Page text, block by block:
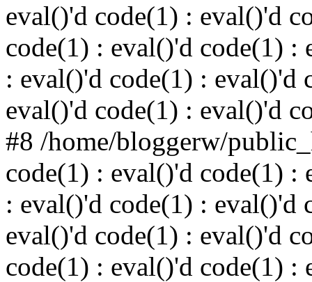
eval()'d code(1) : eval()'d
code(1) : eval()'d code(1) :
: eval()'d code(1) : eval()'d
eval()'d code(1) : eval()'d
#8 /home/bloggerw/
code(1) : eval()'d code(1) :
: eval()'d code(1) : eval()'d
eval()'d code(1) : eval()'d
code(1) : eval()'d code(1) :